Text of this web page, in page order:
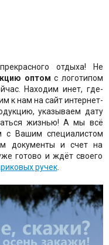
отдыха! Не
оптом с логотипом
Находим инет, где-
к нам на сайт интернет-
указываем дату
жизнью! А мы всё
с Вашим специалистом
документы и счет на
готово и ждёт своего
ручек.